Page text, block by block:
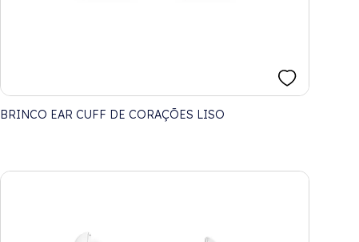
BRINCO EAR CUFF DE CORAÇÕES LISO